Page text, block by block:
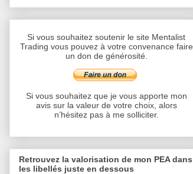
Si vous souhaitez soutenir le site Mentalist
Trading vous pouvez à votre convenance faire
un don de générosité.
Si vous souhaitez que je vous apporte mon
avis sur la valeur de votre choix, alors
n’hésitez pas à me solliciter.
Retrouvez la valorisation de mon PEA dans
les libellés juste en dessous